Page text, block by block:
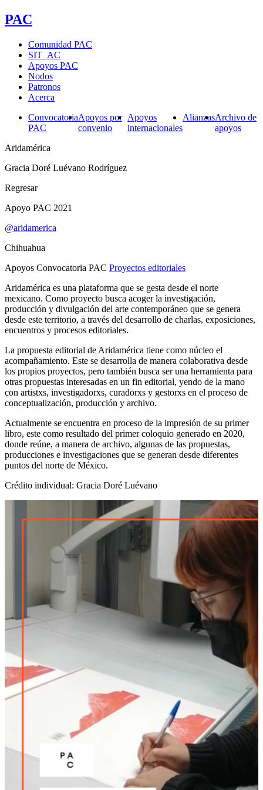
PAC
Comunidad PAC
SIT_AC
Apoyos PAC
Nodos
Patronos
Acerca
Convocatoria
PAC
Apoyos por
convenio
Apoyos
internacionales
AlianzasArchivo de
apoyos
Aridamérica
Gracia Doré Luévano Rodríguez
Regresar
Apoyo PAC 2021
@aridamerica
Chihuahua
Apoyos Convocatoria PAC Proyectos editoriales
Aridamérica es una plataforma que se gesta desde el norte
mexicano. Como proyecto busca acoger la investigación,
producción y divulgación del arte contemporáneo que se genera
desde este territorio, a través del desarrollo de charlas, exposiciones,
encuentros y procesos editoriales.
La propuesta editorial de Aridamérica tiene como núcleo el
acompañamiento. Este se desarrolla de manera colaborativa desde
los propios proyectos, pero también busca ser una herramienta para
otras propuestas interesadas en un fin editorial, yendo de la mano
con artistxs, investigadorxs, curadorxs y gestorxs en el proceso de
conceptualización, producción y archivo.
Actualmente se encuentra en proceso de la impresión de su primer
libro, este como resultado del primer coloquio generado en 2020,
donde reúne, a manera de archivo, algunas de las propuestas,
producciones e investigaciones que se generan desde diferentes
puntos del norte de México.
Crédito individual: Gracia Doré Luévano